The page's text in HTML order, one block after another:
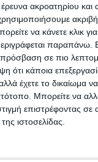
ακροατηρίου
να κάνετε κλικ
παραπάνω.
σε πιο
ότι κάποια
έχετε το δικαίωμα
Μπορείτε να
επιστρέφοντας σε
ιστοσελίδας.